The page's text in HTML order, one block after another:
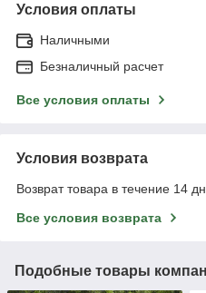
Условия оплаты
Наличными
Безналичный расчет
Все условия оплаты
Условия возврата
Возврат товара в течение 14
Все условия возврата
Подобные товары